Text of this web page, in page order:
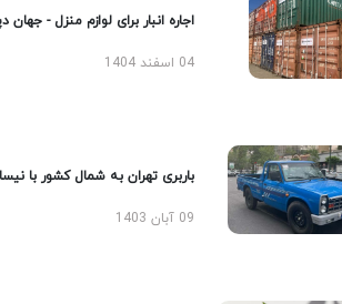
اجاره انبار برای لوازم منزل - جهان دپو
04 اسفند 1404
باربری تهران به شمال کشور با نیسان
09 آبان 1403